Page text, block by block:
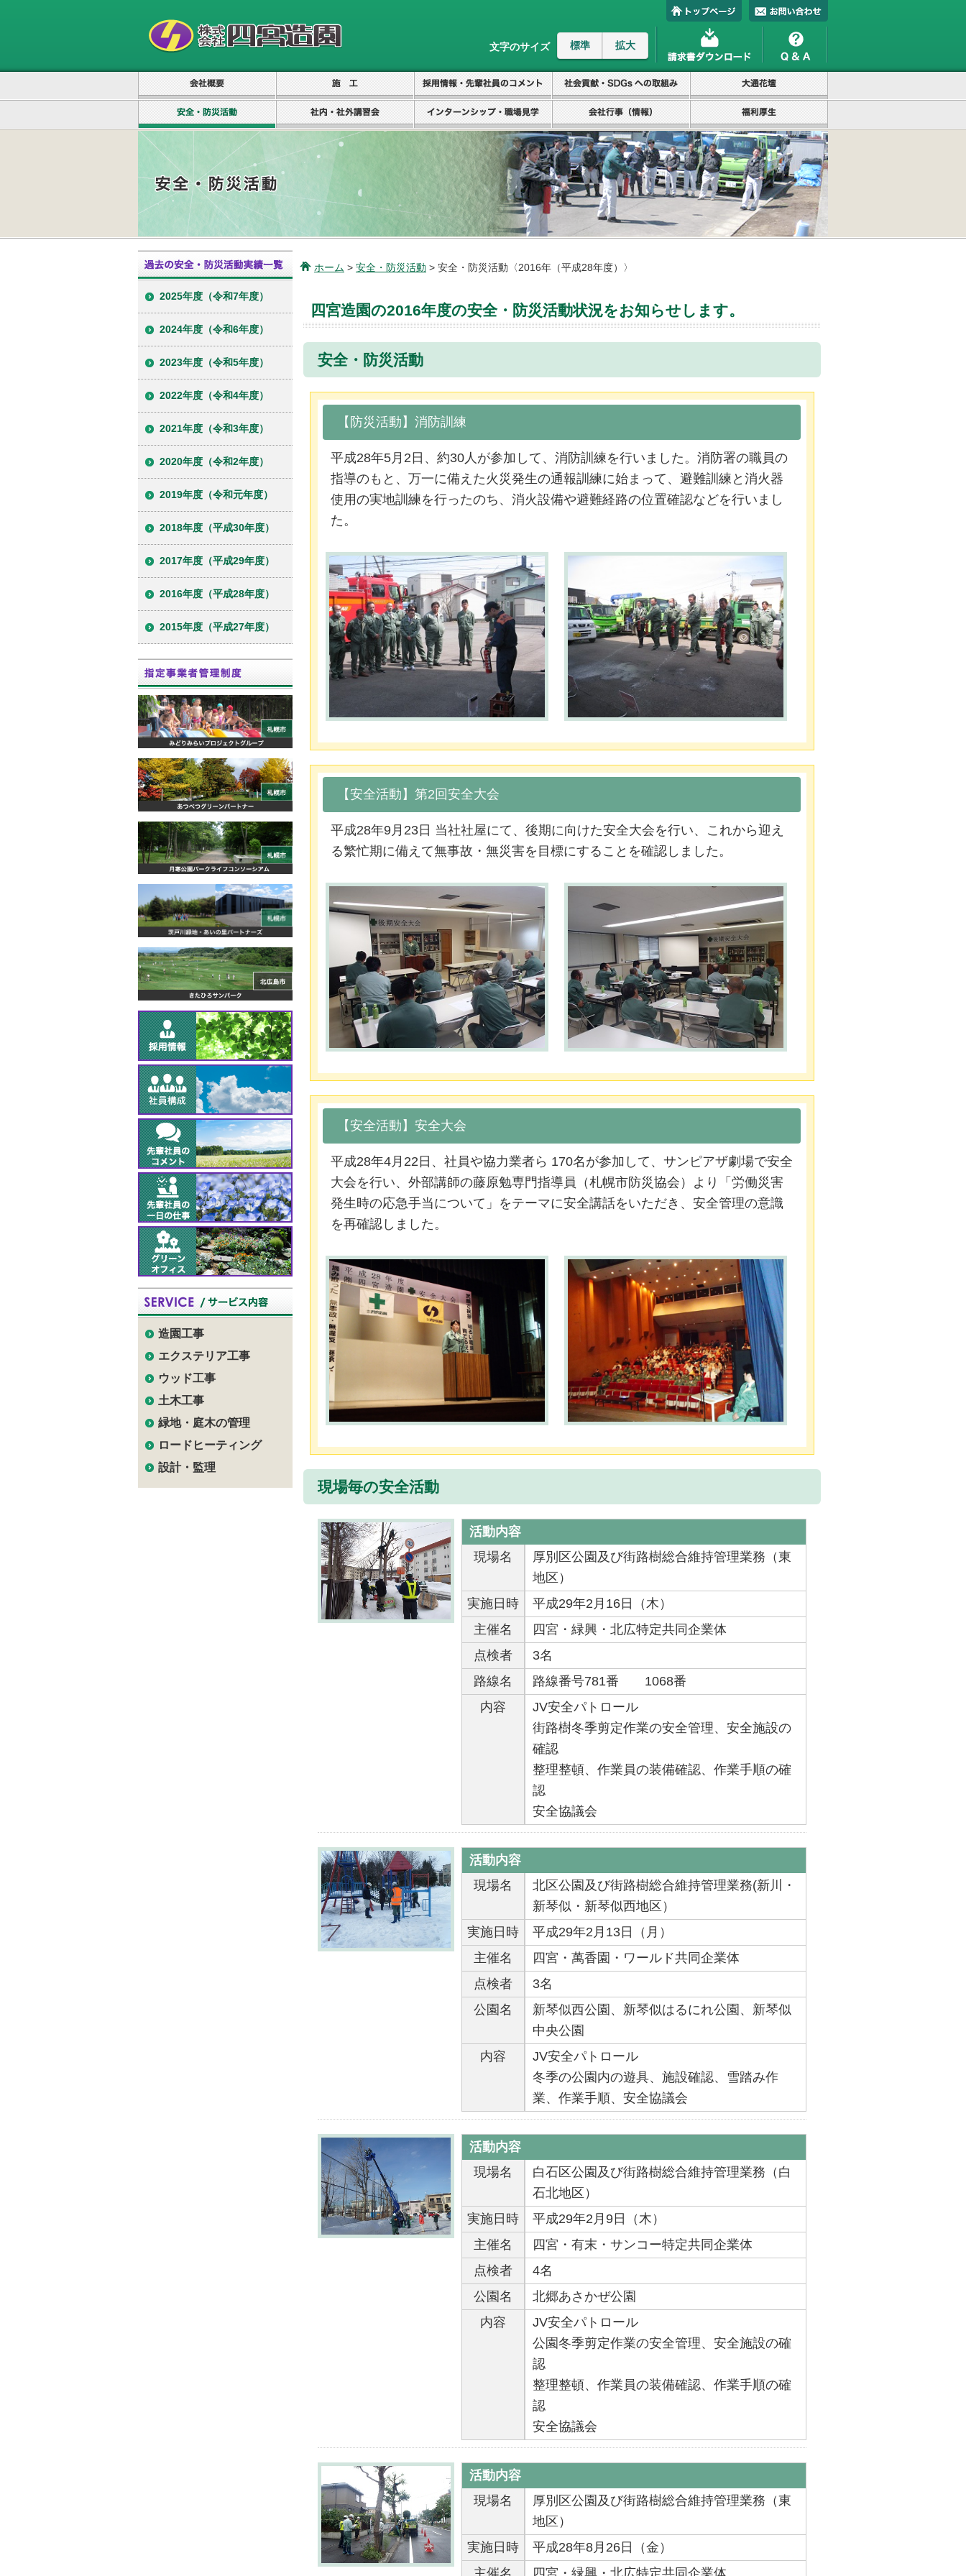
文字のサイズ
2025年度（令和7年度）
2024年度（令和6年度）
2023年度（令和5年度）
2022年度（令和4年度）
2021年度（令和3年度）
2020年度（令和2年度）
2019年度（令和元年度）
2018年度（平成30年度）
2017年度（平成29年度）
2016年度（平成28年度）
2015年度（平成27年度）
造園工事
エクステリア工事
ウッド工事
土木工事
緑地・庭木の管理
ロードヒーティング
設計・監理
ホーム > 安全・防災活動 > 安全・防災活動〈2016年（平成28年度）〉
四宮造園の2016年度の安全・防災活動状況をお知らせします。
安全・防災活動
【防災活動】消防訓練
平成28年5月2日、約30人が参加して、消防訓練を行いました。消防署の職員の
指導のもと、万一に備えた火災発生の通報訓練に始まって、避難訓練と消火器
使用の実地訓練を行ったのち、消火設備や避難経路の位置確認などを行いまし
た。
【安全活動】第2回安全大会
平成28年9月23日 当社社屋にて、後期に向けた安全大会を行い、これから迎え
る繁忙期に備えて無事故・無災害を目標にすることを確認しました。
【安全活動】安全大会
平成28年4月22日、社員や協力業者ら 170名が参加して、サンピアザ劇場で安全
大会を行い、外部講師の藤原勉専門指導員（札幌市防災協会）より「労働災害
発生時の応急手当について」をテーマに安全講話をいただき、安全管理の意識
を再確認しました。
現場毎の安全活動
活動内容
現場名
厚別区公園及び街路樹総合維持管理業務（東
地区）
実施日時
平成29年2月16日（木）
主催名
四宮・緑興・北広特定共同企業体
点検者
3名
路線名
路線番号781番 1068番
内容
JV安全パトロール
街路樹冬季剪定作業の安全管理、安全施設の
確認
整理整頓、作業員の装備確認、作業手順の確
認
安全協議会
活動内容
現場名
北区公園及び街路樹総合維持管理業務(新川・
新琴似・新琴似西地区）
実施日時
平成29年2月13日（月）
主催名
四宮・萬香園・ワールド共同企業体
点検者
3名
公園名
新琴似西公園、新琴似はるにれ公園、新琴似
中央公園
内容
JV安全パトロール
冬季の公園内の遊具、施設確認、雪踏み作
業、作業手順、安全協議会
活動内容
現場名
白石区公園及び街路樹総合維持管理業務（白
石北地区）
実施日時
平成29年2月9日（木）
主催名
四宮・有末・サンコー特定共同企業体
点検者
4名
公園名
北郷あさかぜ公園
内容
JV安全パトロール
公園冬季剪定作業の安全管理、安全施設の確
認
整理整頓、作業員の装備確認、作業手順の確
認
安全協議会
活動内容
現場名
厚別区公園及び街路樹総合維持管理業務（東
地区）
実施日時
平成28年8月26日（金）